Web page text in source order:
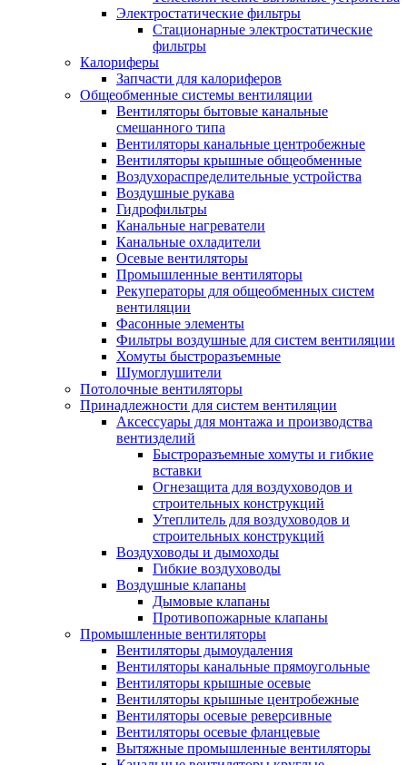
Электростатические фильтры
Стационарные электростатические
фильтры
Калориферы
Запчасти для калориферов
Общеобменные системы вентиляции
Вентиляторы бытовые канальные
смешанного типа
Вентиляторы канальные центробежные
Вентиляторы крышные общеобменные
Воздухораспределительные устройства
Воздушные рукава
Гидрофильтры
Канальные нагреватели
Канальные охладители
Осевые вентиляторы
Промышленные вентиляторы
Рекуператоры для общеобменных систем
вентиляции
Фасонные элементы
Фильтры воздушные для систем вентиляции
Хомуты быстроразъемные
Шумоглушители
Потолочные вентиляторы
Принадлежности для систем вентиляции
Аксессуары для монтажа и производства
вентизделий
Быстроразъемные хомуты и гибкие
вставки
Огнезащита для воздуховодов и
строительных конструкций
Утеплитель для воздуховодов и
строительных конструкций
Воздуховоды и дымоходы
Гибкие воздуховоды
Воздушные клапаны
Дымовые клапаны
Противопожарные клапаны
Промышленные вентиляторы
Вентиляторы дымоудаления
Вентиляторы канальные прямоугольные
Вентиляторы крышные осевые
Вентиляторы крышные центробежные
Вентиляторы осевые реверсивные
Вентиляторы осевые фланцевые
Вытяжные промышленные вентиляторы